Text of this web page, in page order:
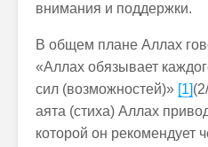
внимания и поддержки.
В общем плане Аллах
«Аллах обязывает
сил (возможностей)» [1]
аята (стиха) Аллах
которой он рекомендует